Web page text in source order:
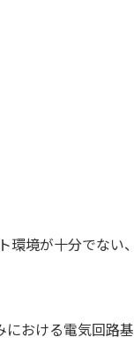
環境が十分でない
おける電気回路